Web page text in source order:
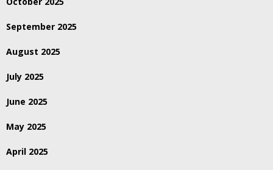
September 2025
August 2025
July 2025
June 2025
May 2025
April 2025